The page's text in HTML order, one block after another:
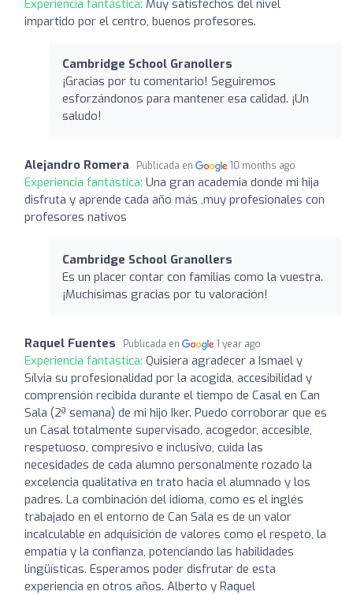
Experiencia fantástica: Muy satisfechos del nivel
impartido por el centro, buenos profesores.
Cambridge School Granollers
¡Gracias por tu comentario! Seguiremos
esforzándonos para mantener esa calidad. ¡Un
saludo!
Alejandro Romera Publicada en 10 months ago
Experiencia fantástica: Una gran academia donde mi hija
disfruta y aprende cada año más ,muy profesionales con
profesores nativos
Cambridge School Granollers
Es un placer contar con familias como la vuestra.
¡Muchísimas gracias por tu valoración!
Raquel Fuentes Publicada en 1 year ago
Experiencia fantástica: Quisiera agradecer a Ismael y
Sílvia su profesionalidad por la acogida, accesibilidad y
comprensión recibida durante el tiempo de Casal en Can
Sala (2ª semana) de mi hijo Iker. Puedo corroborar que es
un Casal totalmente supervisado, acogedor, accesible,
respetuoso, compresivo e inclusivo, cuida las
necesidades de cada alumno personalmente rozado la
excelencia qualitativa en trato hacia el alumnado y los
padres. La combinación del idioma, como es el inglés
trabajado en el entorno de Can Sala es de un valor
incalculable en adquisición de valores como el respeto, la
empatía y la confianza, potenciando las habilidades
lingüísticas. Esperamos poder disfrutar de esta
experiencia en otros años. Alberto y Raquel